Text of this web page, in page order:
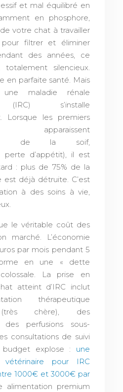
et mal équilibré en
en phosphore,
votre chat à travailler
pour filtrer et éliminer
des années, ce
totalement silencieux.
en parfaite santé. Mais
une maladie rénale
(IRC) s’installe
Lorsque les premiers
apparaissent
de la soif,
perte d’appétit), il est
: plus de 75% de la
est déjà détruite. C’est
à des soins à vie,
le véritable coût des
marché. L’économie
par mois pendant 5
en une « dette
La prise en
atteint d’IRC inclut
thérapeutique
(très chère), des
des perfusions sous-
consultations de suivi
budget explose : une
vétérinaire pour IRC
1000€ et 3000€ par
alimentation premium